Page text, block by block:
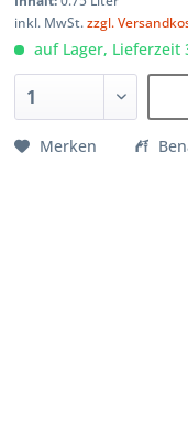
inkl. MwSt.zzgl.
auf Lager, Lieferzeit
Merken